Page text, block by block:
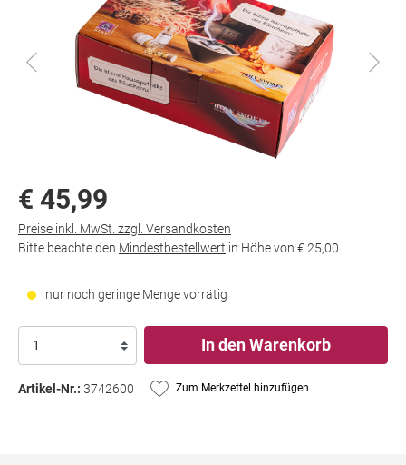
€ 45,99
Preise inkl. MwSt. zzgl. Versandkosten
Bitte beachte den Mindestbestellwert in Höhe von € 25,00
nur noch geringe Menge vorrätig
In den Warenkorb
Artikel-Nr.: 3742600 Zum Merkzettel hinzufügen